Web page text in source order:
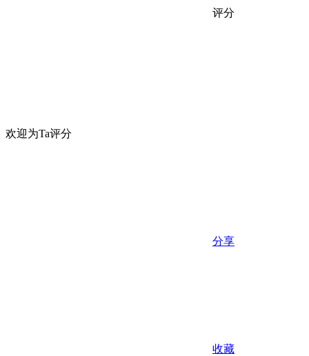
评分
欢迎为Ta评分
分享
收藏